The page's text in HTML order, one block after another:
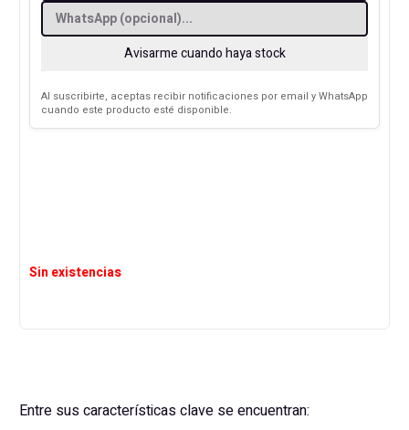
Avisarme cuando haya stock
Al suscribirte, aceptas recibir notificaciones por email y WhatsApp
cuando este producto esté disponible.
Sin existencias
Entre sus características clave se encuentran: